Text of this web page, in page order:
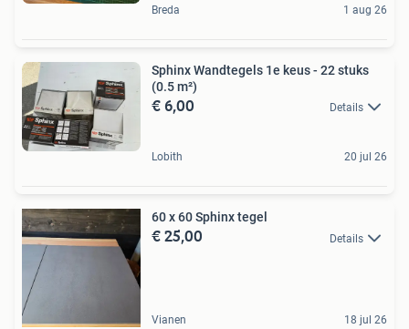
Breda 1 aug 26
Sphinx Wandtegels 1e keus - 22 stuks
(0.5 m²)
€ 6,00 Details
Lobith 20 jul 26
60 x 60 Sphinx tegel
€ 25,00 Details
Vianen 18 jul 26